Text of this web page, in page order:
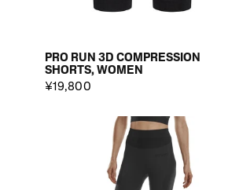
PRO RUN 3D COMPRESSION
SHORTS, WOMEN
¥19,800